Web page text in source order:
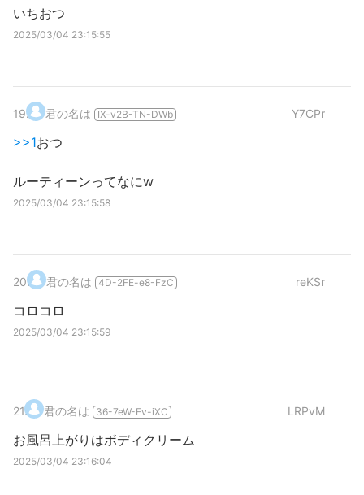
いちおつ
2025/03/04 23:15:55
19. 君の名は IX-v2B-TN-DWb Y7CPr
>>1おつ
ルーティーンってなにw
2025/03/04 23:15:58
20. 君の名は 4D-2FE-e8-FzC reKSr
コロコロ
2025/03/04 23:15:59
21. 君の名は 36-7eW-Ev-iXC LRPvM
お風呂上がりはボディクリーム
2025/03/04 23:16:04